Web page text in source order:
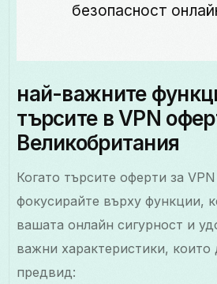
безопасност
най-важните
търсите в VPN
Великобритания
Когато търсите оферти за
фокусирайте върху функции,
вашата онлайн сигурност и
важни характеристики, които
предвид: